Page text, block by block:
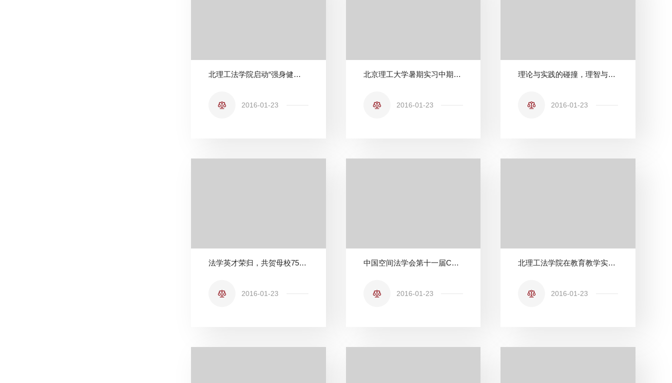
北理工法学院启动“强身健法”春季师生系列体育活动
2016-01-23
北京理工大学暑期实习中期总结会圆满举行
2016-01-23
理论与实践的碰撞，理智与情感的抉择——2010级威海中院实习圆满结束
2016-01-23
法学英才荣归，共贺母校75周年华诞
2016-01-23
中国空间法学会第十一届CASC杯曼弗雷德·拉克斯国际空间法模拟法庭竞赛暨专题研讨会在北理工成功举行
2016-01-23
北理工法学院在教育教学实践基地开展新生入学教育
2016-01-23